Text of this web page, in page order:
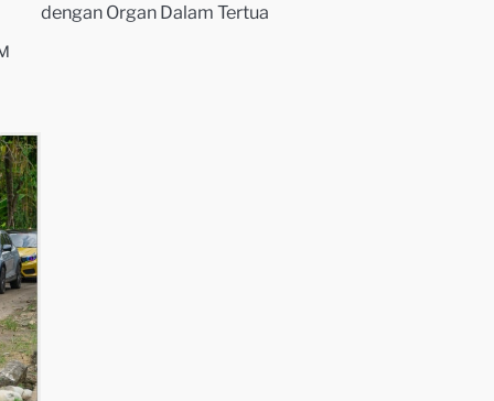
dengan Organ Dalam Tertua